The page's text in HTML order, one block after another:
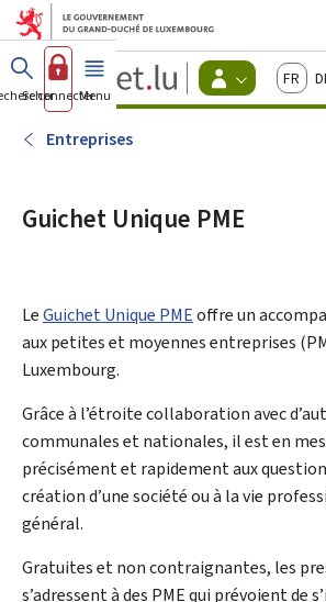
Aller au menu principal
Aller au contenu
Guichet.lu
Changer
d'espace
Français
Se connecterMenu principal
Entreprises
Guichet Unique PME
LeGuichet Unique PMEoffre un
aux petites et moyennes entreprises
Luxembourg.
Grâce à l’étroite collaboration avec
communales et nationales, il est en
précisément et rapidement aux
création d’une société ou à la vie
général.
Gratuites et non contraignantes, les
s’adressent à des PME qui prévoient de